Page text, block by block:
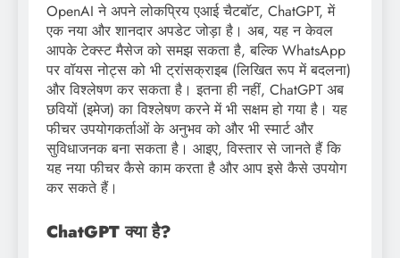
OpenAI ने अपने लोकप्रिय एआई चैटबॉट, ChatGPT, में
एक नया और शानदार अपडेट जोड़ा है। अब, यह न केवल
आपके टेक्स्ट मैसेज को समझ सकता है, बल्कि WhatsApp
पर वॉयस नोट्स को भी ट्रांसक्राइब (लिखित रूप में बदलना)
और विश्लेषण कर सकता है। इतना ही नहीं, ChatGPT अब
छवियों (इमेज) का विश्लेषण करने में भी सक्षम हो गया है। यह
फीचर उपयोगकर्ताओं के अनुभव को और भी स्मार्ट और
सुविधाजनक बना सकता है। आइए, विस्तार से जानते हैं कि
यह नया फीचर कैसे काम करता है और आप इसे कैसे उपयोग
कर सकते हैं।
ChatGPT क्या है?